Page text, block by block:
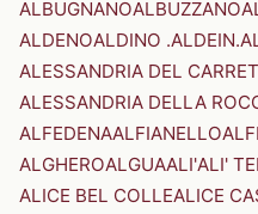
ALBUGNANOALBUZZANO
ALDENOALDINO .ALDEIN.
ALESSANDRIA DEL
ALESSANDRIA DELLA
ALFEDENAALFIANELLO
ALGHEROALGUAALI'ALI'
ALICE BEL COLLEALICE